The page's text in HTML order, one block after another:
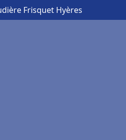
Frisquet Hyères